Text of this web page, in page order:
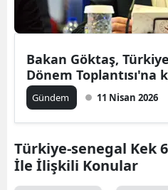
Bakan Göktaş,
Dönem Toplantısı'na
Gündem 11 Nisan 2026
Türkiye-senegal Kek
İle İlişkili Konular